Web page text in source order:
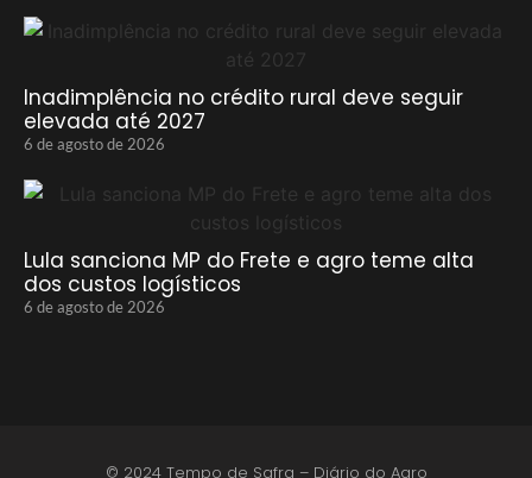
Inadimplência no crédito rural deve seguir
elevada até 2027
6 de agosto de 2026
Lula sanciona MP do Frete e agro teme alta
dos custos logísticos
6 de agosto de 2026
© 2024 Tempo de Safra – Diário do Agro